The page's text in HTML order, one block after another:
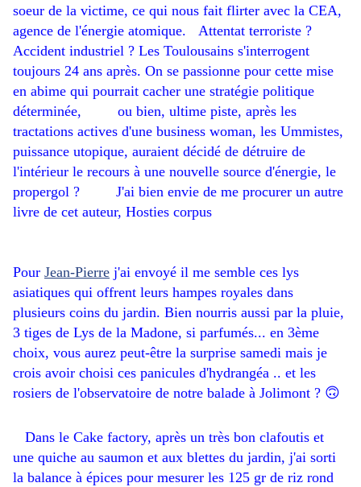
soeur de la victime, ce qui nous fait flirter avec la CEA,
agence de l'énergie atomique. Attentat terroriste ?
Accident industriel ? Les Toulousains s'interrogent
toujours 24 ans après. On se passionne pour cette mise
en abime qui pourrait cacher une stratégie politique
déterminée, ou bien, ultime piste, après les
tractations actives d'une business woman, les Ummistes,
puissance utopique, auraient décidé de détruire de
l'intérieur le recours à une nouvelle source d'énergie, le
propergol ? J'ai bien envie de me procurer un autre
livre de cet auteur, Hosties corpus
Pour Jean-Pierre j'ai envoyé il me semble ces lys
asiatiques qui offrent leurs hampes royales dans
plusieurs coins du jardin. Bien nourris aussi par la pluie,
3 tiges de Lys de la Madone, si parfumés... en 3ème
choix, vous aurez peut-être la surprise samedi mais je
crois avoir choisi ces panicules d'hydrangéa .. et les
rosiers de l'observatoire de notre balade à Jolimont ? 🙃
Dans le Cake factory, après un très bon clafoutis et
une quiche au saumon et aux blettes du jardin, j'ai sorti
la balance à épices pour mesurer les 125 gr de riz rond